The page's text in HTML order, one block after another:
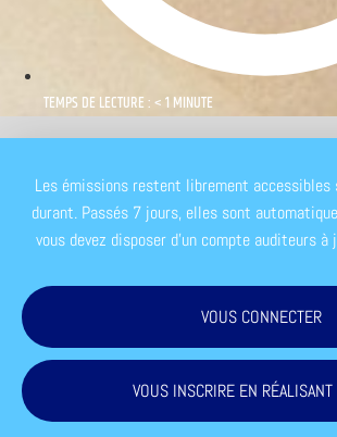
TEMPS DE LECTURE : < 1 MINUTE
Les émissions restent librement
durant. Passés 7 jours, elles sont
vous devez disposer d'un compte auditeurs
VOUS CONNECTER
VOUS INSCRIRE EN